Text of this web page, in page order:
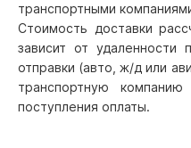
транспортными
Стоимость доставки
зависит от удаленности
отправки (авто, ж/д или
транспортную
поступления оплаты.